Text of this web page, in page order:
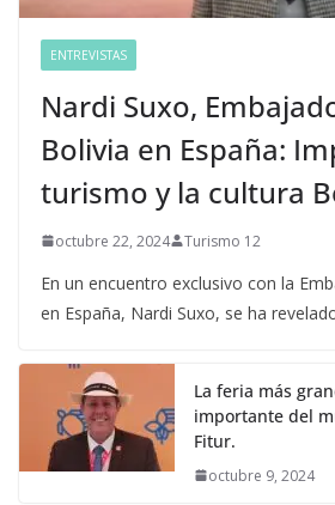
ENTREVISTAS
Nardi Suxo,
Bolivia en España:
turismo y la cultura
octubre 22, 2024 Turismo 12
En un encuentro exclusivo con la
en España, Nardi Suxo, se ha
La feria más
importante del
Fitur.
octubre 9, 2024